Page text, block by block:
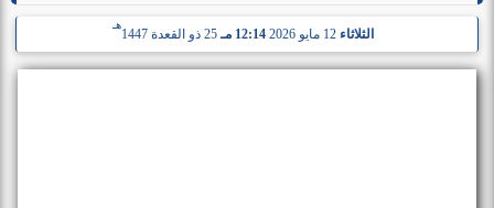
الثلاثاء 12 مايو 2026 12:14 مـ 25 ذو القعدة 1447
هـ